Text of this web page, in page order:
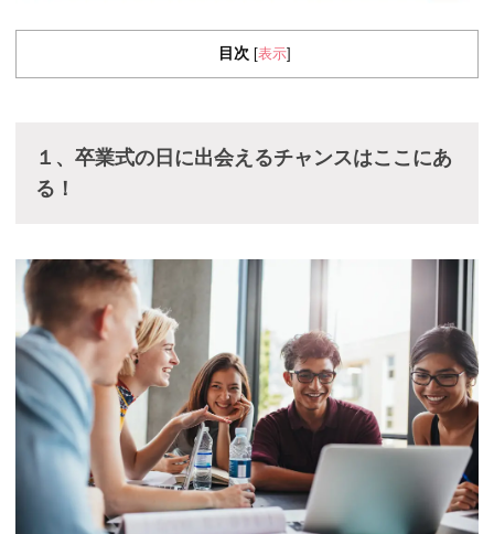
目次 表示
１、卒業式の日に出会えるチャンスはここにあ
る！